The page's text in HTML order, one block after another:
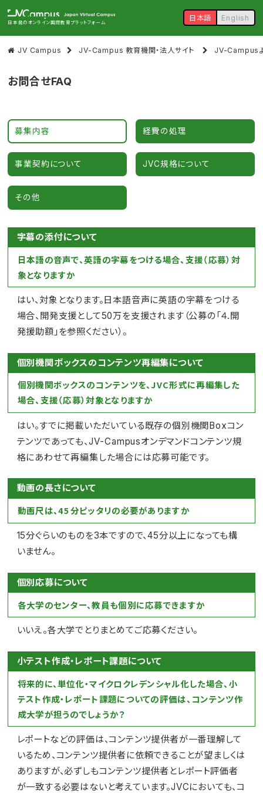
日本発のオンライン国際教育プラットフォーム
日本語 English
JV Campus JV-Campus 教育機関・法人サイト JV-Campusよ
お問合せFAQ
募集内容 経費の処理
事業契約について JVC規格について
その他
字幕の添付について
日本語の音声で、英語の字幕をつける場合、支援（応募）対
象となりますか
はい、対象となります。日本語音声に英語の字幕をつける
場合、開発支援として50万を支援されます（公募の「４.開
発援助額」を参照ください）。
個別機関ボックスのコンテンツ再編集について
個別機関ボックスのコンテンツを、JVC形式に再編集した
場合、支援（応募）対象となりますか
はい。すでに掲載いただいている既存の個別機関Boxコン
テンツであっても、JV-Campusオンデマンドコンテンツ規
格にあわせて再編集した場合には応募可能です。
動画の長さについて
動画尺は、45分ピッタリの必要がありますか
15分ぐらいのものを3本ですので、45分以上になっても構
いません。
個別応募について
各大学のセンター、教員も個別に応募できますか
いいえ。各大学でとりまとめてご応募ください。
小テスト作成・レポート課題について
将来的に、単位化・マイクロクレデンシャル化した場合、小
テスト作成・レポート課題についての評価は、コンテンツ作
成大学が担うのでしょうか？
レポートなどの評価は、コンテンツ提供者が一番理解して
いるため、コンテンツ提供者に依頼できることが望ましくは
ありますが、必ずしもコンテンツ提供者とレポート評価者
が一致する必要はないと考えています。JVCにおいても、コ